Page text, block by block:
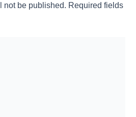
not be published. Required fields